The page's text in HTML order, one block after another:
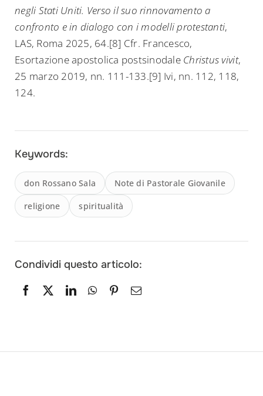
negli Stati Uniti. Verso il suo rinnovamento a
confronto e in dialogo con i modelli protestanti,
LAS, Roma 2025, 64.[8] Cfr. Francesco,
Esortazione apostolica postsinodale Christus vivit,
25 marzo 2019, nn. 111-133.[9] Ivi, nn. 112, 118,
124.
Keywords:
don Rossano Sala Note di Pastorale Giovanile
religione spiritualità
Condividi questo articolo: